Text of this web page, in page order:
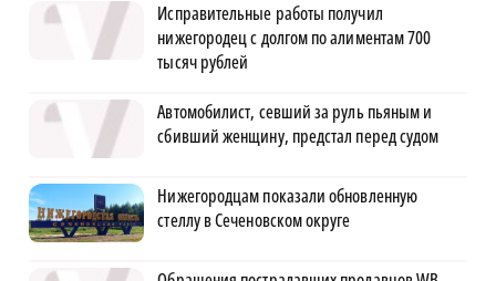
Исправительные работы получил
нижегородец с долгом по алиментам 700
тысяч рублей
Автомобилист, севший за руль пьяным и
сбивший женщину, предстал перед судом
Нижегородцам показали обновленную
стеллу в Сеченовском округе